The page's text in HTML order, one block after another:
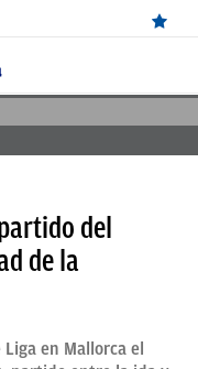
del
de la
en Mallorca el